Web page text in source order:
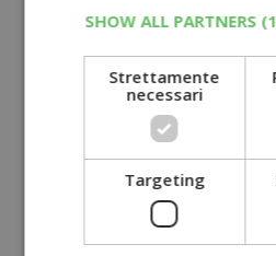
SHOW ALL PARTNERS
Strettamente
necessari
Targeting